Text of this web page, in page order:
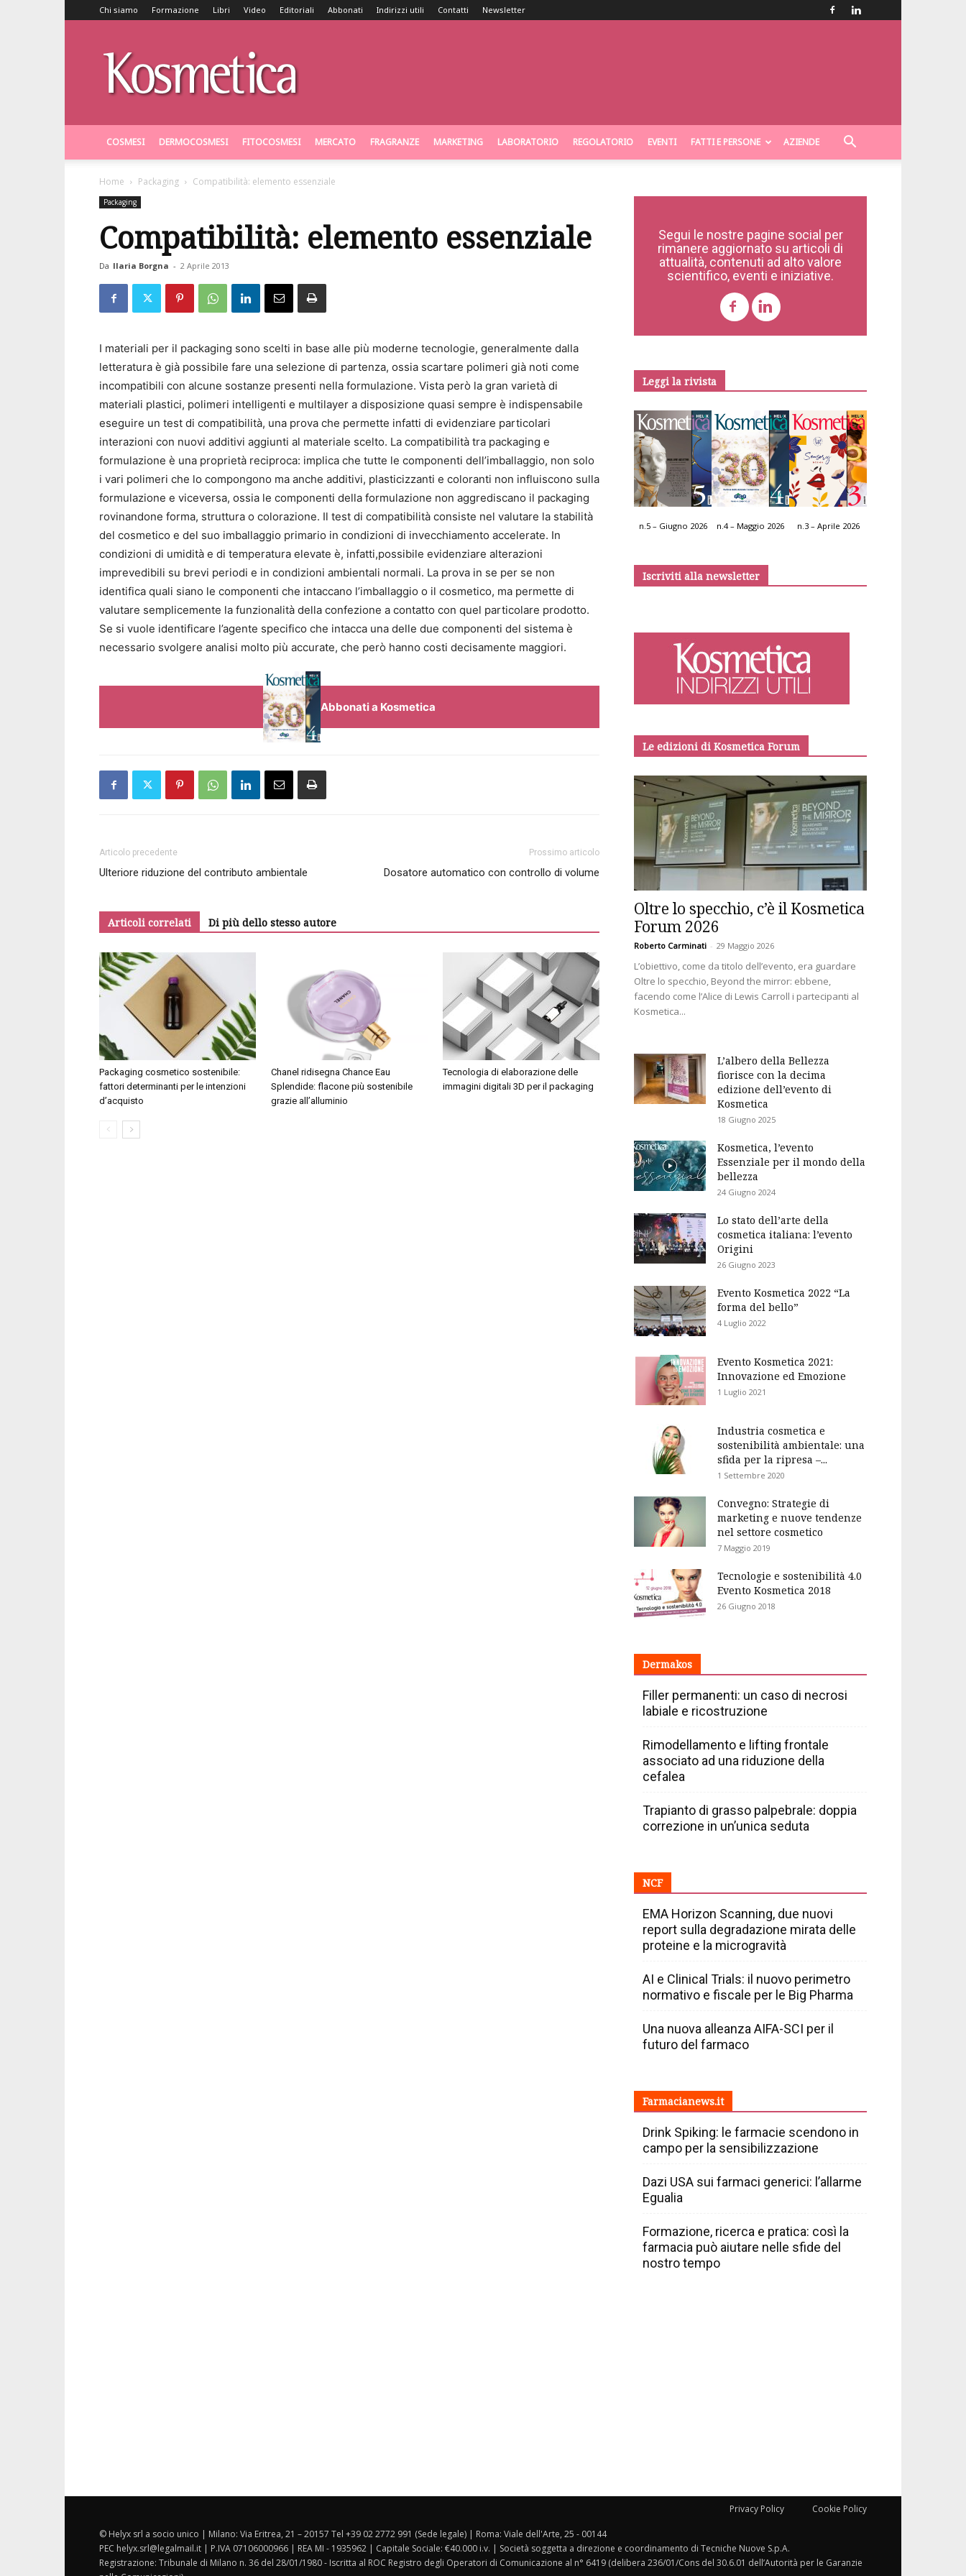
Chi siamo Formazione Libri Video Editoriali Abbonati Indirizzi utili Contatti Newsletter
COSMESI DERMOCOSMESI FITOCOSMESI MERCATO FRAGRANZE MARKETING LABORATORIO REGOLATORIO EVENTI FATTI E PERSONE AZIENDE
Home Packaging Compatibilità: elemento essenziale
Packaging
Compatibilità: elemento essenziale
Da Ilaria Borgna - 2 Aprile 2013
I materiali per il packaging sono scelti in base alle più moderne tecnologie, generalmente dalla
letteratura è già possibile fare una selezione di partenza, ossia scartare polimeri già noti come
incompatibili con alcune sostanze presenti nella formulazione. Vista però la gran varietà di
materiali plastici, polimeri intelligenti e multilayer a disposizione quasi sempre è indispensabile
eseguire un test di compatibilità, una prova che permette infatti di evidenziare particolari
interazioni con nuovi additivi aggiunti al materiale scelto. La compatibilità tra packaging e
formulazione è una proprietà reciproca: implica che tutte le componenti dell’imballaggio, non solo
i vari polimeri che lo compongono ma anche additivi, plasticizzanti e coloranti non influiscono sulla
formulazione e viceversa, ossia le componenti della formulazione non aggrediscano il packaging
rovinandone forma, struttura o colorazione. Il test di compatibilità consiste nel valutare la stabilità
del cosmetico e del suo imballaggio primario in condizioni di invecchiamento accelerate. In
condizioni di umidità e di temperatura elevate è, infatti,possibile evidenziare alterazioni
imprevedibili su brevi periodi e in condizioni ambientali normali. La prova in se per se non
identifica quali siano le componenti che intaccano l’imballaggio o il cosmetico, ma permette di
valutare semplicemente la funzionalità della confezione a contatto con quel particolare prodotto.
Se si vuole identificare l’agente specifico che intacca una delle due componenti del sistema è
necessario svolgere analisi molto più accurate, che però hanno costi decisamente maggiori.
Abbonati a Kosmetica
Articolo precedente
Ulteriore riduzione del contributo ambientale
Prossimo articolo
Dosatore automatico con controllo di volume
Articoli correlati Di più dello stesso autore
Packaging cosmetico sostenibile:
fattori determinanti per le intenzioni
d’acquisto
Chanel ridisegna Chance Eau
Splendide: flacone più sostenibile
grazie all’alluminio
Tecnologia di elaborazione delle
immagini digitali 3D per il packaging
Segui le nostre pagine social per
rimanere aggiornato su articoli di
attualità, contenuti ad alto valore
scientifico, eventi e iniziative.
Leggi la rivista
n.5 – Giugno 2026 n.4 – Maggio 2026 n.3 – Aprile 2026
Iscriviti alla newsletter
Le edizioni di Kosmetica Forum
Oltre lo specchio, c’è il Kosmetica
Forum 2026
Roberto Carminati - 29 Maggio 2026
L’obiettivo, come da titolo dell’evento, era guardare
Oltre lo specchio, Beyond the mirror: ebbene,
facendo come l’Alice di Lewis Carroll i partecipanti al
Kosmetica...
L’albero della Bellezza
fiorisce con la decima
edizione dell’evento di
Kosmetica
18 Giugno 2025
Kosmetica, l’evento
Essenziale per il mondo della
bellezza
24 Giugno 2024
Lo stato dell’arte della
cosmetica italiana: l’evento
Origini
26 Giugno 2023
Evento Kosmetica 2022 “La
forma del bello”
4 Luglio 2022
Evento Kosmetica 2021:
Innovazione ed Emozione
1 Luglio 2021
Industria cosmetica e
sostenibilità ambientale: una
sfida per la ripresa –...
1 Settembre 2020
Convegno: Strategie di
marketing e nuove tendenze
nel settore cosmetico
7 Maggio 2019
Tecnologie e sostenibilità 4.0
Evento Kosmetica 2018
26 Giugno 2018
Dermakos
Filler permanenti: un caso di necrosi
labiale e ricostruzione
Rimodellamento e lifting frontale
associato ad una riduzione della
cefalea
Trapianto di grasso palpebrale: doppia
correzione in un’unica seduta
NCF
EMA Horizon Scanning, due nuovi
report sulla degradazione mirata delle
proteine e la microgravità
AI e Clinical Trials: il nuovo perimetro
normativo e fiscale per le Big Pharma
Una nuova alleanza AIFA-SCI per il
futuro del farmaco
Farmacianews.it
Drink Spiking: le farmacie scendono in
campo per la sensibilizzazione
Dazi USA sui farmaci generici: l’allarme
Egualia
Formazione, ricerca e pratica: così la
farmacia può aiutare nelle sfide del
nostro tempo
Privacy Policy Cookie Policy
© Helyx srl a socio unico | Milano: Via Eritrea, 21 – 20157 Tel +39 02 2772 991 (Sede legale) | Roma: Viale dell'Arte, 25 - 00144
PEC helyx.srl@legalmail.it | P.IVA 07106000966 | REA MI - 1935962 | Capitale Sociale: €40.000 i.v. | Società soggetta a direzione e coordinamento di Tecniche Nuove S.p.A.
Registrazione: Tribunale di Milano n. 36 del 28/01/1980 - Iscritta al ROC Registro degli Operatori di Comunicazione al n° 6419 (delibera 236/01/Cons del 30.6.01 dell’Autorità per le Garanzie